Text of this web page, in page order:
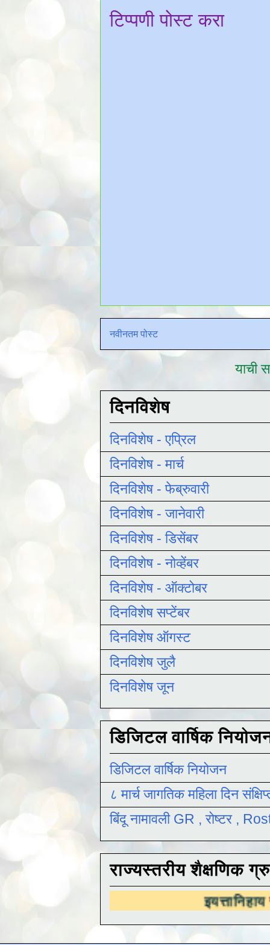
टिप्पणी पोस्ट करा
नवीनतम पोस्ट
याची
दिनविशेष
दिनविशेष - एप्रिल
दिनविशेष - मार्च
दिनविशेष - फेब्रुवारी
दिनविशेष - जानेवारी
दिनविशेष - डिसेंबर
दिनविशेष - नोव्हेंबर
दिनविशेष - ऑक्टोबर
दिनविशेष सप्टेंबर
दिनविशेष ऑगस्ट
दिनविशेष जुलै
दिनविशेष जून
डिजिटल वार्षिक
डिजिटल वार्षिक नियोजन
८ मार्च जागतिक महिला दिन
बिंदू नामावली GR , रोष्टर ,
राज्यस्तरीय शैक्षणिक
राज्यस्तरीय